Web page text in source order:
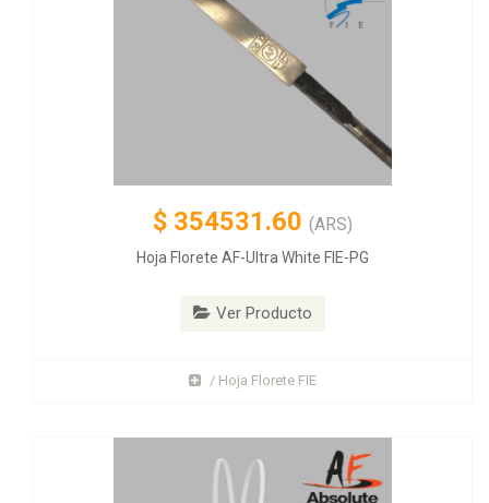
$ 354531.60 (ARS)
Hoja Florete AF-Ultra White FIE-PG
Ver Producto
/ Hoja Florete FIE